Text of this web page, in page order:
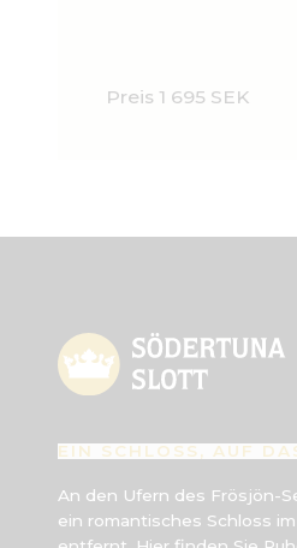
Preis 1 695 SEK
EIN SCHLOSS, AUF
An den Ufern des Frösjön-
ein romantisches Schloss